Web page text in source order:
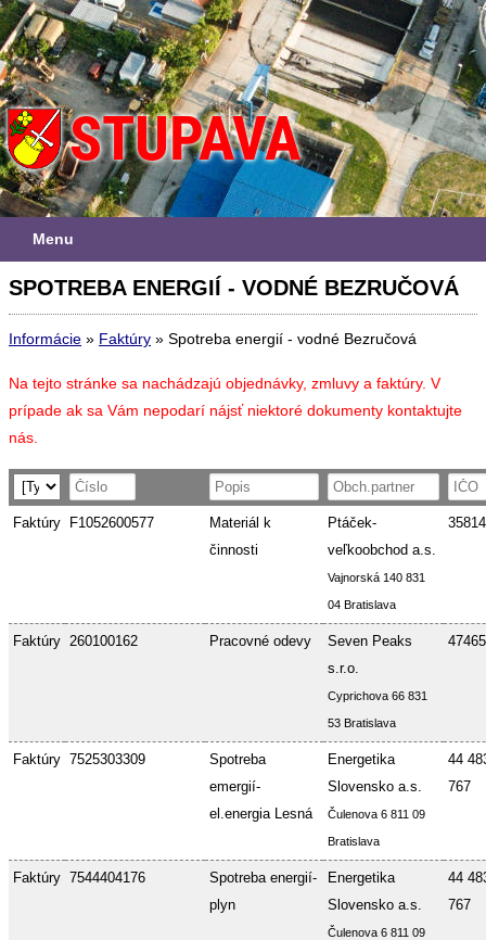
Menu
SPOTREBA ENERGIÍ - VODNÉ BEZRUČOVÁ
Informácie » Faktúry » Spotreba energií - vodné Bezručová
Na tejto stránke sa nachádzajú objednávky, zmluvy a faktúry. V
prípade ak sa Vám nepodarí nájsť niektoré dokumenty kontaktujte
nás.
Faktúry F1052600577
Materiál k
činnosti
Ptáček-
veľkoobchod a.s.
Vajnorská 140 831
04 Bratislava
Faktúry 260100162 Pracovné odevy
Seven Peaks
s.r.o.
Cyprichova 66 831
53 Bratislava
Faktúry 7525303309
Spotreba
emergií-
el.energia Lesná
Energetika
Slovensko a.s.
Čulenova 6 811 09
Bratislava
44
767
Faktúry 7544404176
Spotreba energií-
plyn
Energetika
Slovensko a.s.
Čulenova 6 811 09
44
767